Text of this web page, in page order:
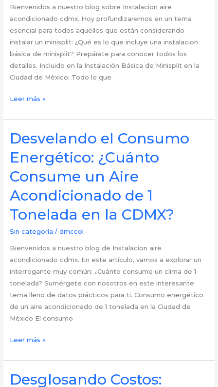
instalación
de
tu
aire
acondicionado
en
CDMX
Bienvenidos a nuestro blog sobre Instalacion aire
acondicionado cdmx. Hoy profundizaremos en un tema
esencial para todos aquellos que están considerando
instalar un minisplit: ¿Qué es lo que incluye una instalacion
básica de minisplit? Prepárate para conocer todos los
detalles. Incluido en la Instalación Básica de Minisplit en la
Ciudad de México: Todo lo que
Entendiendo
Esencial:
¿Qué
Incluye
una
Básica
de
Leer más »
Desvelando el Consumo
Energético: ¿Cuánto
Consume un Aire
Acondicionado de 1
Tonelada en la CDMX?
Sin categoría /dmccol
Bienvenidos a nuestro blog de Instalacion aire
acondicionado cdmx. En este artículo, vamos a explorar un
interrogante muy común: ¿Cuánto consume un clima de 1
tonelada? Sumérgete con nosotros en este interesante
tema lleno de datos prácticos para ti. Consumo energético
de un aire acondicionado de 1 tonelada en la Ciudad de
México El consumo
Desvelando
Consumo
Energético:
Leer más »
Desglosando Costos: